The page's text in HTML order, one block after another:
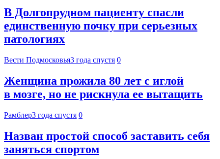
В Долгопрудном пациенту спасли
единственную почку при серьезных
патологиях
Вести Подмосковья3 года спустя 0
Женщина прожила 80 лет с иглой
в мозге, но не рискнула ее вытащить
Рамблер3 года спустя 0
Назван простой способ заставить себя
заняться спортом